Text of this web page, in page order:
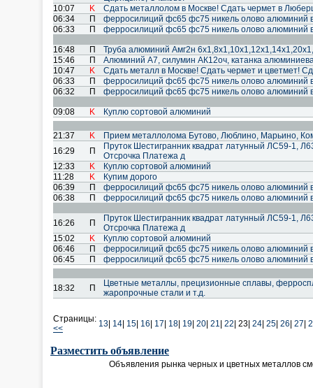
10:07
K
Сдать металлолом в Москве! Сдать чермет в
06:34
П
ферросилиций фс65 фс75 никель олово алюминий
06:33
П ферросилиций фс65 фс75 никель олово алюминий
16:48 П
Труба алюминий Амг2н
15:46
П
Алюминий А7, силумин АК12оч, катанка
10:47
K
Сдать металл в Москве! Сдать чермет и цветмет!
06:33
П
ферросилиций фс65 фс75 никель олово алюминий
06:32
П ферросилиций фс65 фс75 никель олово алюминий
09:08 K Куплю сортовой алюминий
21:37 K
Прием металлолома Бутово, Люблино, Марьино,
16:29
П
Пруток Шестигранник квадрат латунный ЛС59-1,
Отсрочка Платежа д
12:33
K
Куплю сортовой алюминий
11:28
K
Купим дорого
06:39
П
ферросилиций фс65 фс75 никель олово алюминий
06:38
П ферросилиций фс65 фс75 никель олово алюминий
16:26 П
Пруток Шестигранник квадрат латунный ЛС59-1,
Отсрочка Платежа д
15:02
K
Куплю сортовой алюминий
06:46
П
ферросилиций фс65 фс75 никель олово алюминий
06:45
П ферросилиций фс65 фс75 никель олово алюминий
18:32 П
Цветные металлы, прецизионные сплавы,
жаропрочные стали и т.д.
Страницы:
<<
13 14 15 16 17 18 19 20 21 22 23| 24 25 26 27
Разместить объявление
Объявления рынка черных и цветных металлов